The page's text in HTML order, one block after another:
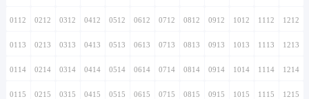
0112 0212 0312 0412 0512 0612 0712 0812 0912 1012 1112 1212
0113 0213 0313 0413 0513 0613 0713 0813 0913 1013 1113 1213
0114 0214 0314 0414 0514 0614 0714 0814 0914 1014 1114 1214
0115 0215 0315 0415 0515 0615 0715 0815 0915 1015 1115 1215